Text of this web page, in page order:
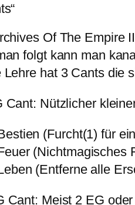
Of The Empire
folgt kann man
Lehre hat 3 Cants die
Cant: Nützlicher
(Furcht(1) für
(Nichtmagisches
(Entferne alle
Cant: Meist 2 EG